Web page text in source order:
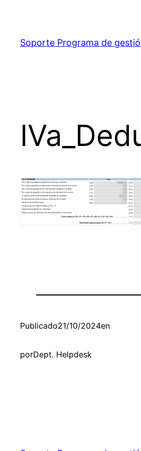
contenido
Soporte Programa de
Publicado21/10/2024en
porDept. Helpdesk